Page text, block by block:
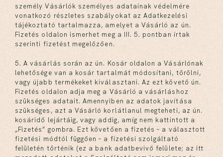
személy Vásárlók személyes adatainak védelmére
vonatkozó részletes szabályokat az Adatkezelési
tájékoztató tartalmazza, amelyet a Vásárló az ún.
Fizetés oldalon ismerhet meg a III. 5. pontban írtak
szerinti fizetést megelőzően.
5. A vásárlás során az ún. Kosár oldalon a Vásárlónak
lehetősége van a kosár tartalmát módosítani, törölni,
vagy újabb termékeket kiválasztani. Az ezt követő ún.
Fizetés oldalon adja meg a Vásárló a vásárláshoz
szükséges adatait. Amennyiben az adatok javítása
szükséges, azt a Vásárló korlátlanul megteheti, az ún.
kosáridő lejártáig, vagy addig, amíg nem kattintott a
„Fizetés” gombra. Ezt követően a fizetés – a választott
fizetési módtól függően – a fizetési szolgáltató
felületén történik (ez a bank adatbevivő felülete; az itt